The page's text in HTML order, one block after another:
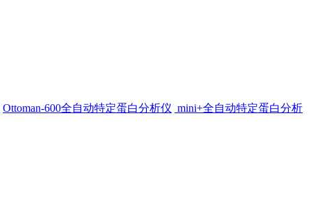
Ottoman-600全自动特定蛋白分析仪 mini+全自动特定蛋白分析